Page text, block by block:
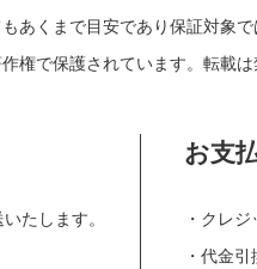
あくまで目安であり保証対象で
権で保護されています。転載は
たします。
お支
・クレ
・代金引